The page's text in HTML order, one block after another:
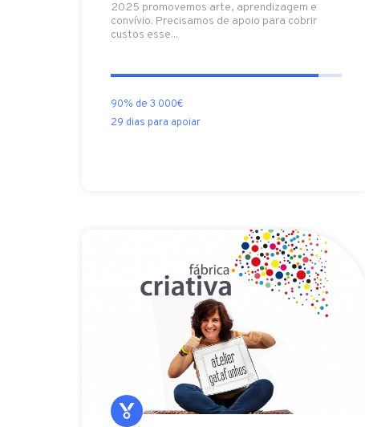
2025 promovemos arte, aprendizagem e
convívio. Precisamos de apoio para cobrir
custos esse...
90% de 3 000€
29 dias para apoiar